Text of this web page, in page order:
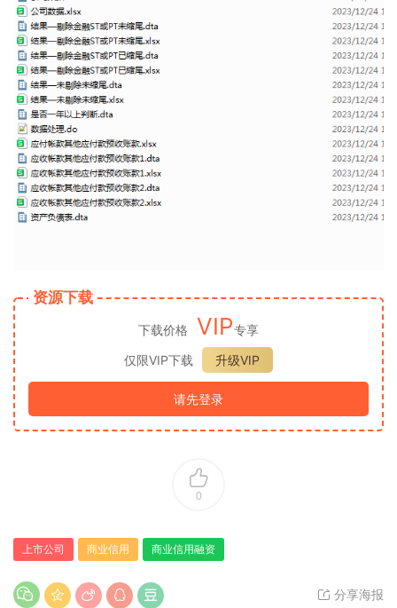
资源下载
下载价格 VIP专享
仅限VIP下载
升级VIP
请先登录
0
上市公司 商业信用 商业信用融资
分享海报